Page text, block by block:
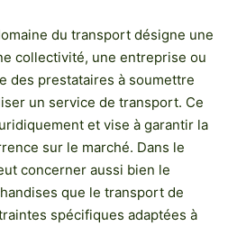
du transport désigne une
collectivité, une entreprise ou
des prestataires à soumettre
un service de transport. Ce
et vise à garantir la
sur le marché. Dans le
concerner aussi bien le
que le transport de
spécifiques adaptées à